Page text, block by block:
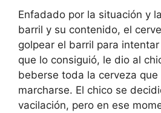
Enfadado por la situación y
barril y su contenido, el
golpear el barril para
que lo consiguió, le dio al
beberse toda la cerveza
marcharse. El chico se
vacilación, pero en ese